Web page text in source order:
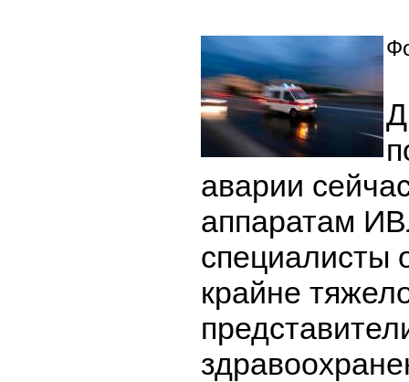
аварии
аппаратам
специалисты
крайне